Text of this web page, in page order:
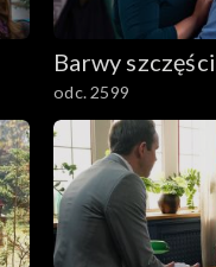
3101-3200
3001-3100
2901-3000
2801–2900
2701–2800
Barwy
odc. 2599